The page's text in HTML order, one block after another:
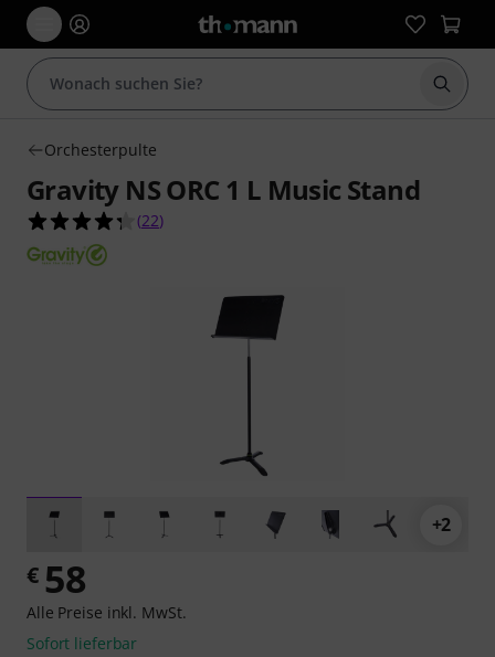
Suche
Orchesterpulte
Gravity NS ORC 1 L Music Stand
4.3 von 5 Sternen aus 22 Kundenbewertungen
(22)
+2
€ 58
Alle Preise inkl. MwSt.
Sofort lieferbar